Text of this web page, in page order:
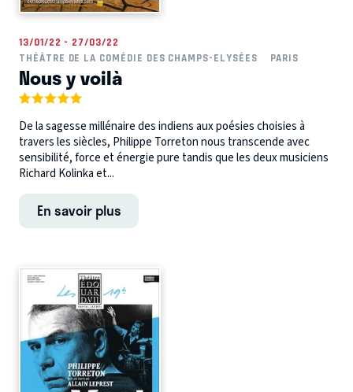
13/01/22 - 27/03/22
THÉÂTRE DE LA COMÉDIE DES CHAMPS-ELYSÉES
PARIS
Nous y voilà
De la sagesse millénaire des indiens aux poésies choisies à
travers les siècles, Philippe Torreton nous transcende avec
sensibilité, force et énergie pure tandis que les deux musiciens
Richard Kolinka et...
En savoir plus